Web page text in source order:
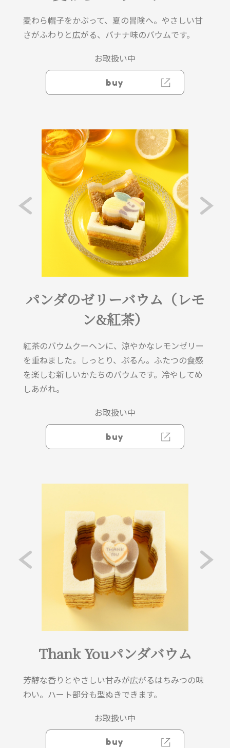
麦わら帽子をかぶって、夏の冒険へ。やさしい甘
さがふわりと広がる、バナナ味のバウムです。
お取扱い中
buy
パンダのゼリーバウム（レモ
ン&紅茶）
紅茶のバウムクーヘンに、涼やかなレモンゼリー
を重ねました。しっとり、ぷるん。ふたつの食感
を楽しむ新しいかたちのバウムです。冷やしてめ
しあがれ。
お取扱い中
buy
Thank Youパンダバウム
芳醇な香りとやさしい甘みが広がるはちみつの味
わい。ハート部分も型ぬきできます。
お取扱い中
buy